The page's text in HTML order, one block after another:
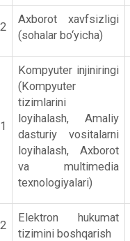
Axborot xavfsizligi
(sohalar bo‘yicha)
Kompyuter injiniringi
(Kompyuter
tizimlarini
loyihalash, Amaliy
dasturiy vositalarni
loyihalash, Axborot
va multimedia
texnologiyalari)
Elektron hukumat
tizimini boshqarish